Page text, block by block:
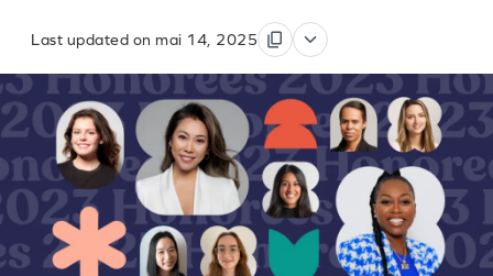
Last updated on mai 14, 2025